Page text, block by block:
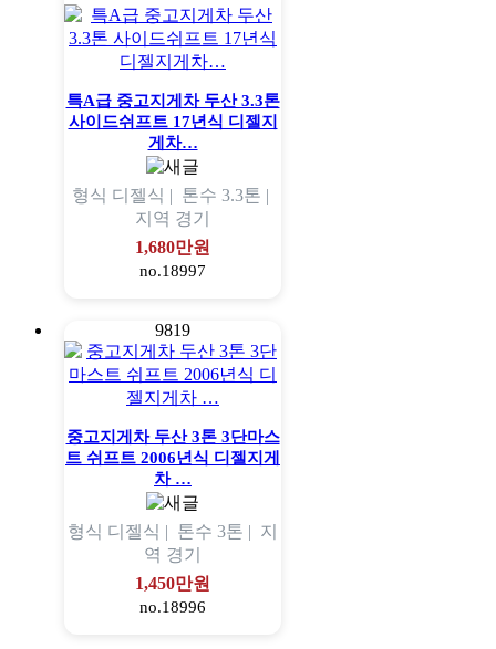
특A급 중고지게차 두산 3.3톤
사이드쉬프트 17년식 디젤지
게차…
형식 디젤식 | 톤수 3.3톤 |
지역 경기
1,680만원
no.18997
9819
중고지게차 두산 3톤 3단마스
트 쉬프트 2006년식 디젤지게
차 …
형식 디젤식 | 톤수 3톤 | 지
역 경기
1,450만원
no.18996